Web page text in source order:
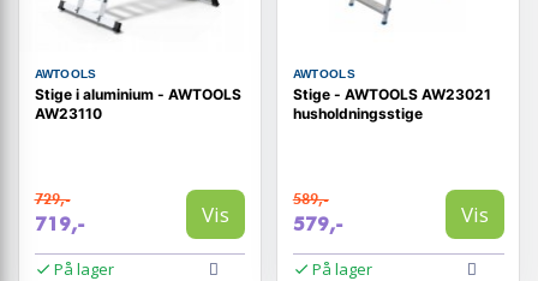
AWTOOLS
Stige i aluminium - AWTOOLS
AW23110
729,-
719,- Vis
På lager
AWTOOLS
Stige - AWTOOLS AW23021
husholdningsstige
589,-
579,- Vis
På lager